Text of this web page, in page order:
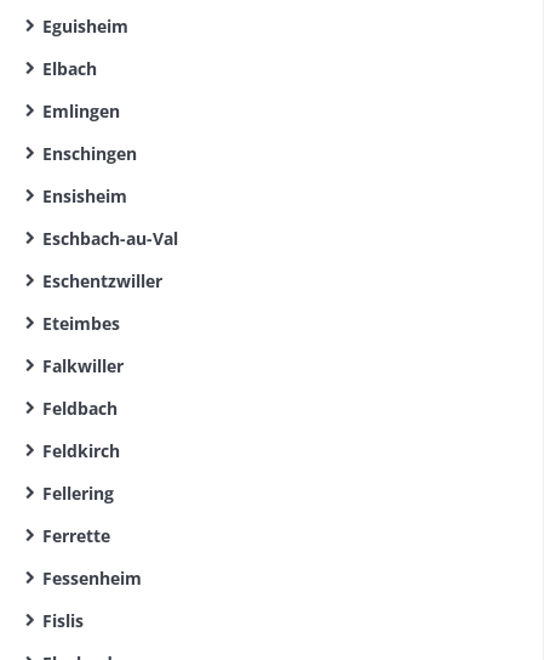
Eguisheim
Elbach
Emlingen
Enschingen
Ensisheim
Eschbach-au-Val
Eschentzwiller
Eteimbes
Falkwiller
Feldbach
Feldkirch
Fellering
Ferrette
Fessenheim
Fislis